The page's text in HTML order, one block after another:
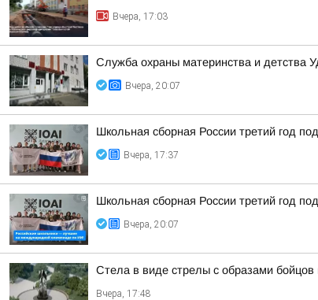
Вчера, 17:03
Служба охраны материнства и детства
Вчера, 20:07
Школьная сборная России третий год
Вчера, 17:37
Школьная сборная России третий год
Вчера, 20:07
Стела в виде стрелы с образами
Вчера, 17:48